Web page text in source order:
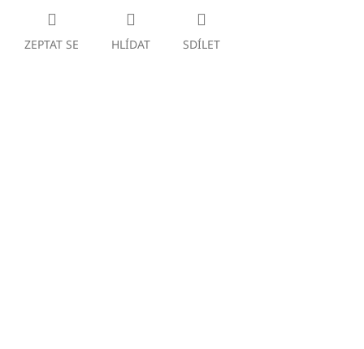
ZEPTAT SE HLÍDAT SDÍLET